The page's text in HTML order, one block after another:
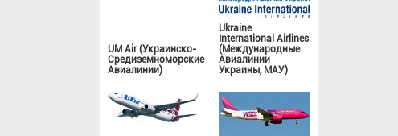
UM Air (Украинско-
Средиземноморские
Авиалинии)
Ukraine
International Airlines
(Международные
Авиалинии
Украины, МАУ)